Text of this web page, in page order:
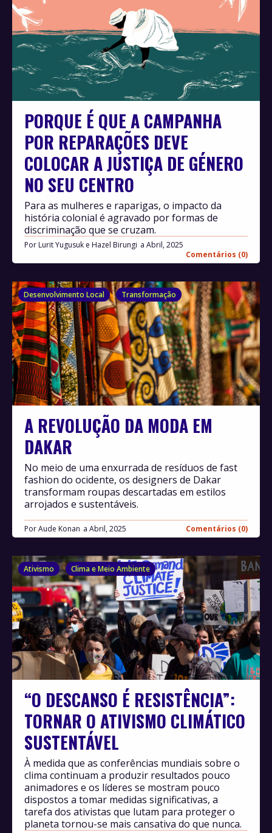
PORQUE É QUE A CAMPANHA
POR REPARAÇÕES DEVE
COLOCAR A JUSTIÇA DE GÉNERO
NO SEU CENTRO
Por Lurit Yugusuk e Hazel Birungi
Abril, 2025
Comentários (0)
Para as mulheres e raparigas, o impacto da
história colonial é agravado por formas de
discriminação que se cruzam.
Desenvolvimento Local Transformação
A REVOLUÇÃO DA MODA EM
DAKAR
PorAude Konan Abril, 2025 Comentários (0)
No meio de uma enxurrada de resíduos de fast
fashion do ocidente, os designers de Dakar
transformam roupas descartadas em estilos
arrojados e sustentáveis.
Ativismo Clima e Meio Ambiente
“O DESCANSO É RESISTÊNCIA”:
TORNAR O ATIVISMO CLIMÁTICO
SUSTENTÁVEL
À medida que as conferências mundiais sobre o
clima continuam a produzir resultados pouco
animadores e os líderes se mostram pouco
dispostos a tomar medidas significativas, a
tarefa dos ativistas que lutam para proteger o
planeta tornou-se mais cansativa do que nunca.